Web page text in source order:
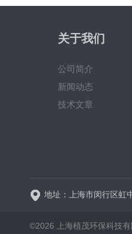
关于我们
公司简介
新闻动态
技术文章
地址：上海市闵行区虹
©2026 上海植茂环保科技